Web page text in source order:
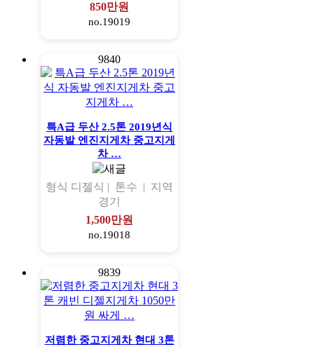
850만원
no.19019
9840
특A급 두산 2.5톤 2019년식
자동발 엔진지게차 중고지게
차 …
형식 디젤식 | 톤수 | 지역
경기
1,500만원
no.19018
9839
저렴한 중고지게차 현대 3톤